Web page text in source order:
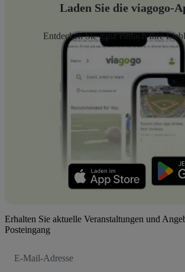
Laden Sie die viagogo-
Entdecken Sie ganz einfach Ihre
Erhalten Sie aktuelle Veranstaltungen und
Posteingang
Mail-